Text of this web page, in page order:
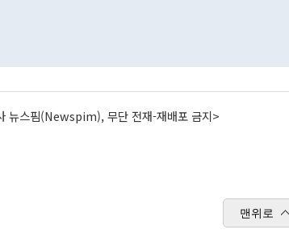
뉴스핌(Newspim), 무단 전재-재배포 금지>
맨위로